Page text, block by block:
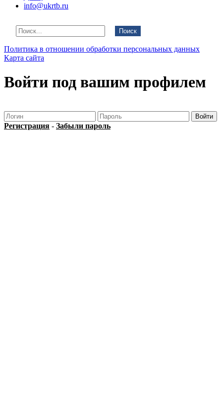
info@ukrtb.ru
Поиск
Политика в отношении обработки персональных данных
Карта сайта
Войти под вашим профилем
Регистрация - Забыли пароль